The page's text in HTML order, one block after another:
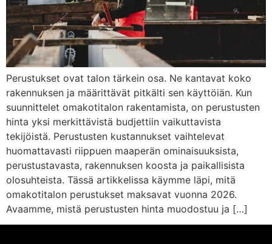
Perustukset ovat talon tärkein osa. Ne kantavat koko
rakennuksen ja määrittävät pitkälti sen käyttöiän. Kun
suunnittelet omakotitalon rakentamista, on perustusten
hinta yksi merkittävistä budjettiin vaikuttavista
tekijöistä. Perustusten kustannukset vaihtelevat
huomattavasti riippuen maaperän ominaisuuksista,
perustustavasta, rakennuksen koosta ja paikallisista
olosuhteista. Tässä artikkelissa käymme läpi, mitä
omakotitalon perustukset maksavat vuonna 2026.
Avaamme, mistä perustusten hinta muodostuu ja […]